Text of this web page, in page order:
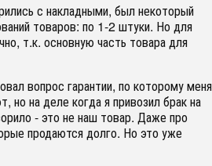
с накладными, был некоторый
товаров: по 1-2 штуки. Но для
т.к. основную часть товара для
вопрос гарантии, по которому меня
но на деле когда я привозил брак на
- это не наш товар. Даже про
продаются долго. Но это уже